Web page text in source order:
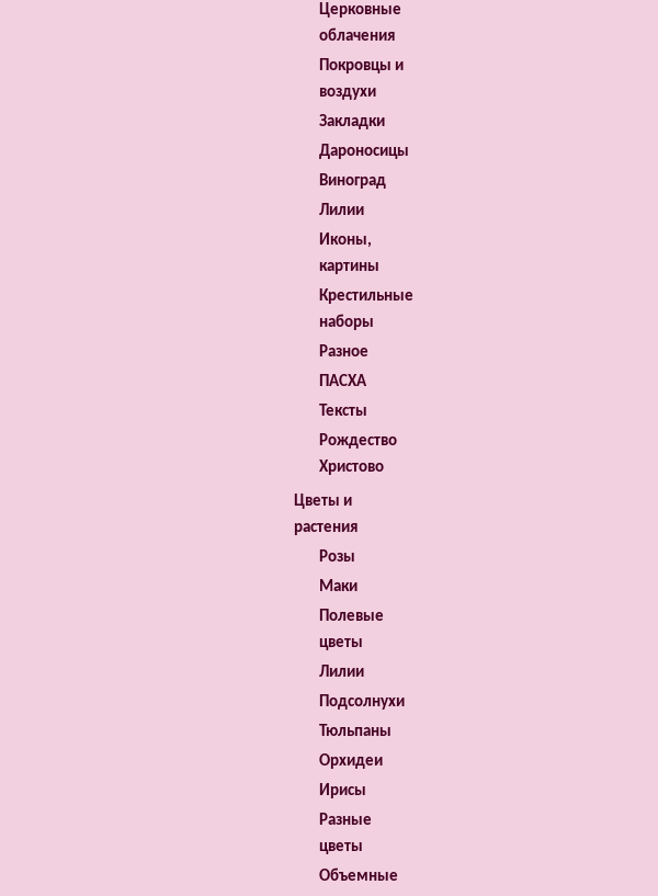
Церковные
облачения
Покровцы и
воздухи
Закладки
Дароносицы
Виноград
Лилии
Иконы,
картины
Крестильные
наборы
Разное
ПАСХА
Тексты
Рождество
Христово
Цветы и
растения
Розы
Маки
Полевые
цветы
Лилии
Подсолнухи
Тюльпаны
Орхидеи
Ирисы
Разные
цветы
Объемные